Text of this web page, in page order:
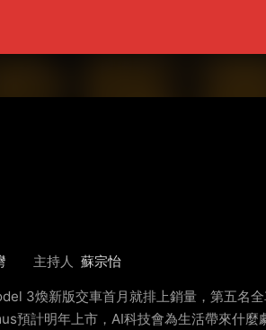
主持人 蘇宗怡
3煥新版交車首月就排上銷量，第五名
預計明年上市，AI科技會為生活帶來什麼